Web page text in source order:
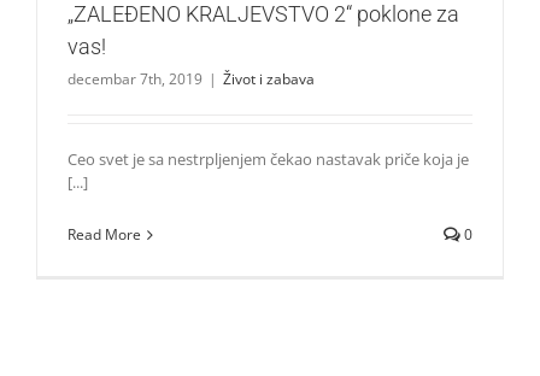
„ZALEĐENO KRALJEVSTVO 2“ poklone za
vas!
decembar 7th, 2019 | Život i zabava
Ceo svet je sa nestrpljenjem čekao nastavak priče koja je
[...]
Read More 0